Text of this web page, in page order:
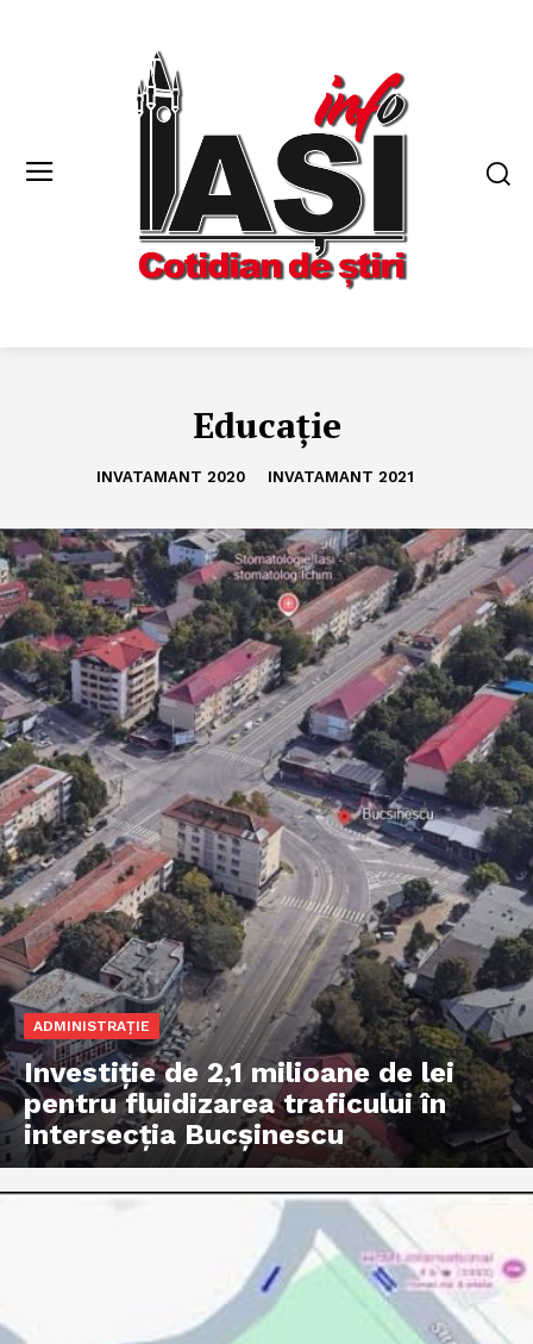
Educație
INVATAMANT 2020 INVATAMANT 2021
ADMINISTRAȚIE
Investiție de 2,1 milioane de lei
pentru fluidizarea traficului în
intersecția Bucșinescu